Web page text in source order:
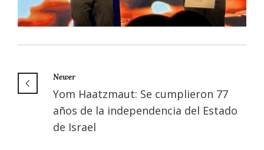
Newer
Yom Haatzmaut: Se cumplieron 77
años de la independencia del Estado
de Israel